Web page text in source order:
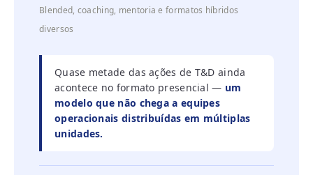
Blended, coaching, mentoria e formatos híbridos
diversos
Quase metade das ações de T&D ainda
acontece no formato presencial — um
modelo que não chega a equipes
operacionais distribuídas em múltiplas
unidades.